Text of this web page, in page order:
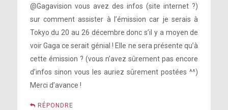
@Gagavision vous avez des infos (site internet ?)
sur comment assister à l’émission car je serais à
Tokyo du 20 au 26 décembre donc s’il y a moyen de
voir Gaga ce serait génial ! Elle ne sera présente qu’à
cette émission ? (vous n’avez sûrement pas encore
d’infos sinon vous les auriez sûrement postées ^^)
Merci d’avance !
RÉPONDRE